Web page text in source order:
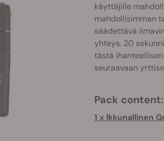
käyttäjille
mahdollisimman
säädettävä
yhteys. 20
tästä
seuraavaan
Pack content:
1 x Ikkunallinen